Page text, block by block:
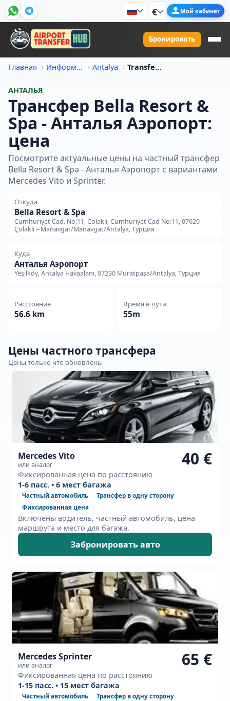
€ Мой кабинет
Бронировать
Главная Информация о ценах на трансфер Antalya Transfer Iz Bella Resort Spa V Antalya Aeroport Tsena
АНТАЛЬЯ
Трансфер Bella Resort &
Spa - Анталья Аэропорт:
цена
Посмотрите актуальные цены на частный трансфер
Bella Resort & Spa - Анталья Аэропорт с вариантами
Mercedes Vito и Sprinter.
Откуда
Bella Resort & Spa
Cumhuriyet Cad. No:11, Çolaklı, Cumhuriyet Cad No:11, 07620
Çolaklı – Manavgat/Manavgat/Antalya, Турция
Куда
Анталья Аэропорт
Yeşilköy, Antalya Havaalanı, 07230 Muratpaşa/Antalya, Турция
Расстояние
56.6 km
Время в пути
55m
Цены частного трансфера
Цены только что обновлены
Mercedes Vito
или аналог
Фиксированная цена по расстоянию
40 €
1-6 пасс. • 6 мест багажа
Частный автомобиль
Трансфер в одну сторону
Фиксированная цена
Включены водитель, частный автомобиль, цена
маршрута и место для багажа.
Забронировать авто
Mercedes Sprinter
или аналог
Фиксированная цена по расстоянию
65 €
1-15 пасс. • 15 мест багажа
Частный автомобиль
Трансфер в одну сторону